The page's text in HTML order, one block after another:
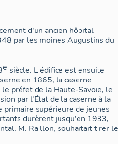
d'un ancien hôpital
par les moines Augustins du
e siècle. L'édifice est ensuite
en 1865, la caserne
préfet de la Haute-Savoie, le
par l'État de la caserne à la
supérieure de jeunes
durèrent jusqu'en 1933,
M. Raillon, souhaitait tirer le